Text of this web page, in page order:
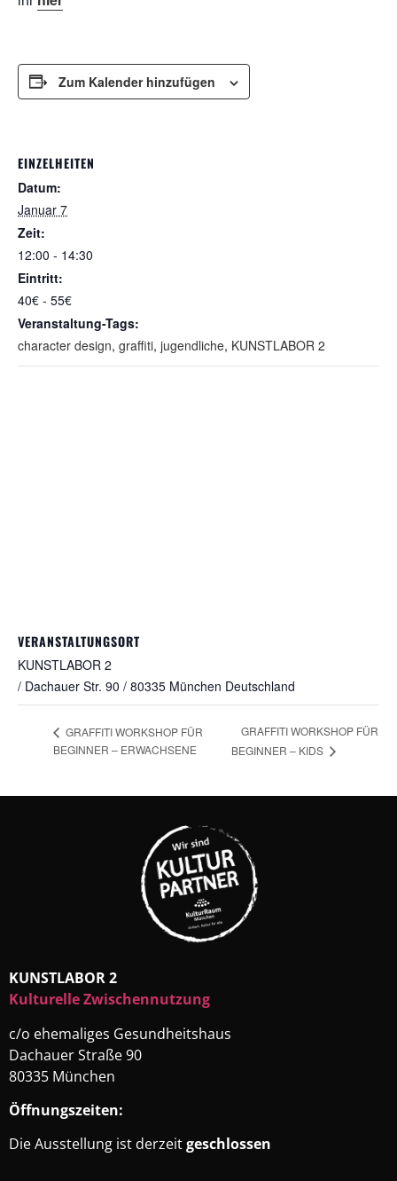
Zum Kalender hinzufügen
EINZELHEITEN
Datum:
Januar 7
Zeit:
12:00 - 14:30
Eintritt:
40€ - 55€
Veranstaltung-Tags:
character design, graffiti, jugendliche, KUNSTLABOR 2
VERANSTALTUNGSORT
KUNSTLABOR 2
/ Dachauer Str. 90 / 80335 München Deutschland
GRAFFITI WORKSHOP FÜR
BEGINNER – ERWACHSENE
GRAFFITI WORKSHOP FÜR
BEGINNER – KIDS
KUNSTLABOR 2
Kulturelle Zwischennutzung
c/o ehemaliges Gesundheitshaus
Dachauer Straße 90
80335 München
Öffnungszeiten:
Die Ausstellung ist derzeitgeschlossen